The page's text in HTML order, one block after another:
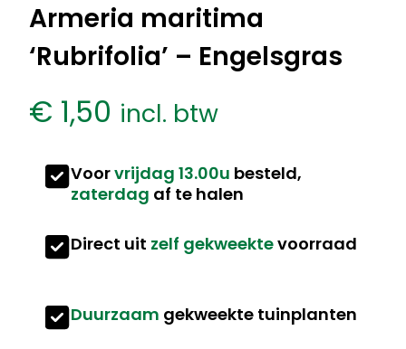
Armeria maritima
‘Rubrifolia’ – Engelsgras
€ 1,50 incl. btw
Voorvrijdag 13.00u besteld,
zaterdag af te halen
Direct uit zelf gekweektevoorraad
Duurzaam gekweekte tuinplanten